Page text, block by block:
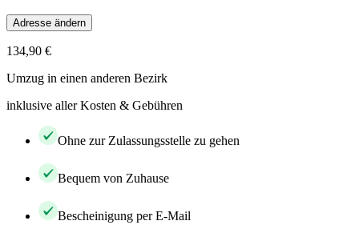
Adresse ändern
134,90 €
Umzug in einen anderen Bezirk
inklusive aller Kosten & Gebühren
Ohne zur Zulassungsstelle zu gehen
Bequem von Zuhause
Bescheinigung per E-Mail